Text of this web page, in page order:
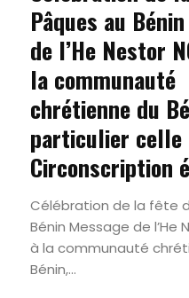
Pâques au
de l’He Nestor
la communauté
chrétienne du
particulier celle
Circonscription
Célébration de la fête
Bénin Message de l’He
à la communauté
Bénin,...